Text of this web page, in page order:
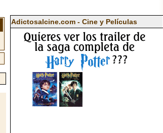
Adictosalcine.com - Cine y Películas